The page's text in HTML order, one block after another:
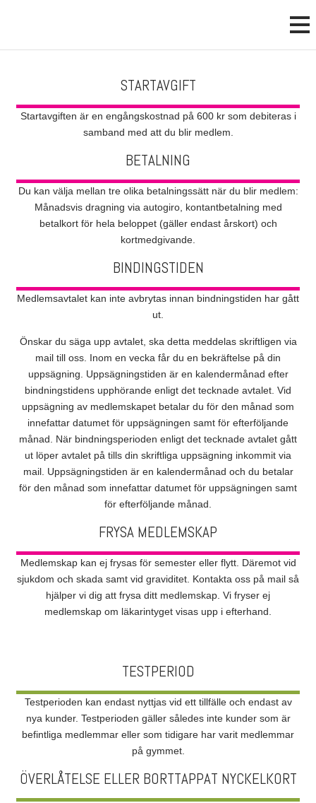
STARTAVGIFT
Startavgiften är en engångskostnad på 600 kr som debiteras i
samband med att du blir medlem.
BETALNING
Du kan välja mellan tre olika betalningssätt när du blir medlem:
Månadsvis dragning via autogiro, kontantbetalning med
betalkort för hela beloppet (gäller endast årskort) och
kortmedgivande.
BINDINGSTIDEN
Medlemsavtalet kan inte avbrytas innan bindningstiden har gått
ut.
Önskar du säga upp avtalet, ska detta meddelas skriftligen via
mail till oss. Inom en vecka får du en bekräftelse på din
uppsägning. Uppsägningstiden är en kalendermånad efter
bindningstidens upphörande enligt det tecknade avtalet. Vid
uppsägning av medlemskapet betalar du för den månad som
innefattar datumet för uppsägningen samt för efterföljande
månad. När bindningsperioden enligt det tecknade avtalet gått
ut löper avtalet på tills din skriftliga uppsägning inkommit via
mail. Uppsägningstiden är en kalendermånad och du betalar
för den månad som innefattar datumet för uppsägningen samt
för efterföljande månad.
FRYSA MEDLEMSKAP
Medlemskap kan ej frysas för semester eller flytt. Däremot vid
sjukdom och skada samt vid graviditet. Kontakta oss på mail så
hjälper vi dig att frysa ditt medlemskap. Vi fryser ej
medlemskap om läkarintyget visas upp i efterhand.
TESTPERIOD
Testperioden kan endast nyttjas vid ett tillfälle och endast av
nya kunder. Testperioden gäller således inte kunder som är
befintliga medlemmar eller som tidigare har varit medlemmar
på gymmet.
ÖVERLÅTELSE ELLER BORTTAPPAT NYCKELKORT